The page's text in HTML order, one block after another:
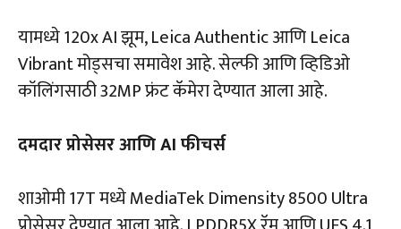
यामध्ये 120x AI झूम, Leica Authentic आणि Leica
Vibrant मोड्सचा समावेश आहे. सेल्फी आणि व्हिडिओ
कॉलिंगसाठी 32MP फ्रंट कॅमेरा देण्यात आला आहे.
दमदार प्रोसेसर आणि AI फीचर्स
शाओमी 17T मध्ये MediaTek Dimensity 8500 Ultra